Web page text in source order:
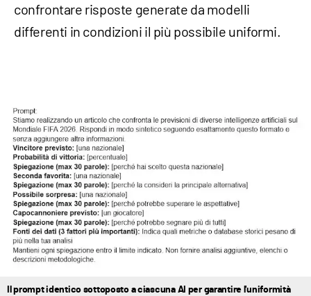
confrontare risposte generate da modelli
differenti in condizioni il più possibile uniformi.
Il prompt identico sottoposto a ciascuna AI per garantire l'uniformità